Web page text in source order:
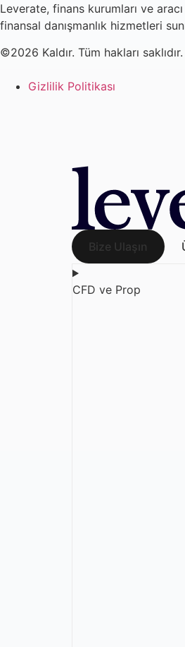
Leverate, finans kurumları ve
finansal danışmanlık hizmetleri
©2026 Kaldır. Tüm hakları saklıdır.
Gizlilik Politikası
Bize Ulaşın
CFD ve Prop